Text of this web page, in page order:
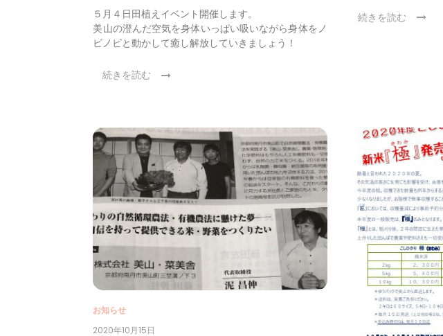
５月４日田植えイベント開催します。
美山の澄んだ空気を身体いっぱい吸いながら身体をノ
ビノビと動かして癒し解放していきましょう！
続きを読む
続きを読む
お知らせ
2020年10月15日